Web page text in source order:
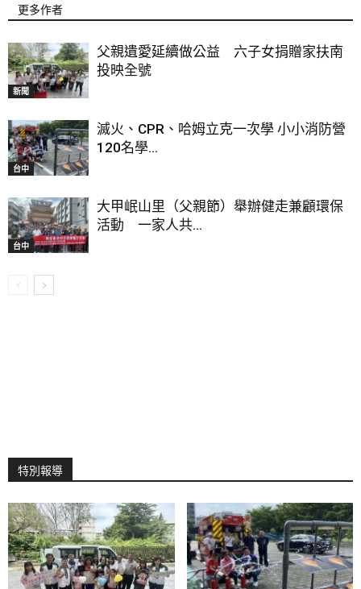
更多作者
新聞
父親遺愛延續做公益 六子女捐贈家扶南
投映全號
台中
滅火、CPR、哈姆立克一次學 小小消防營
120名學...
台中
大甲岷山里（父親節）舉辦健走兼顧環保
活動 一家人共...
特別報導